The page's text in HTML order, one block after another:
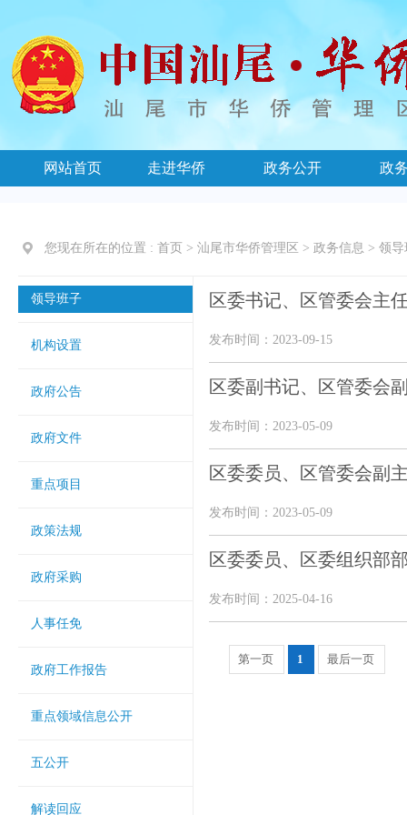
网站首页 走进华侨 政务公开 政
您现在所在的位置 : 首页 > 汕尾市华侨管理区 > 政务信息 > 领导
领导班子
机构设置
政府公告
政府文件
重点项目
政策法规
政府采购
人事任免
政府工作报告
重点领域信息公开
五公开
解读回应
区委书记、区管委会主
发布时间：2023-09-15
区委副书记、区管委会
发布时间：2023-05-09
区委委员、区管委会副
发布时间：2023-05-09
区委委员、区委组织部
发布时间：2025-04-16
第一页 1 最后一页